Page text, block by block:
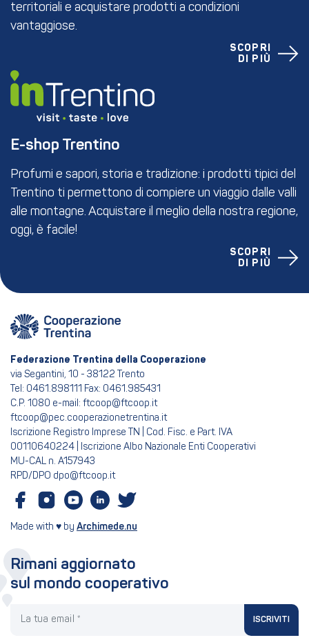
territoriali e acquistare prodotti a condizioni
vantaggiose.
SCOPRI
DI PIÙ
E-shop Trentino
Profumi e sapori, storia e tradizione: i prodotti tipici del
Trentino ti permettono di compiere un viaggio dalle valli
alle montagne. Acquistare il meglio della nostra regione,
oggi, è facile!
SCOPRI
DI PIÙ
Federazione Trentina della Cooperazione
via Segantini, 10 - 38122 Trento
Tel: 0461.898111 Fax: 0461.985431
C.P. 1080 e-mail: ftcoop@ftcoop.it
ftcoop@pec.cooperazionetrentina.it
Iscrizione Registro Imprese TN | Cod. Fisc. e Part. IVA
00110640224 | Iscrizione Albo Nazionale Enti Cooperativi
MU-CAL n. A157943
RPD/DPO dpo@ftcoop.it
Made with ♥ by Archimede.nu
Rimani aggiornato
sul mondo cooperativo
ISCRIVITI